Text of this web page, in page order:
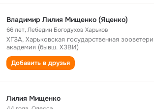
Владимир Лилия Мищенко (Яценко)
66 лет,Лебедин Богодухов Харьков
ХГЗА, Харьковская государственная
академия (бывш. ХЗВИ)
Добавить в друзья
Лилия Мищенко